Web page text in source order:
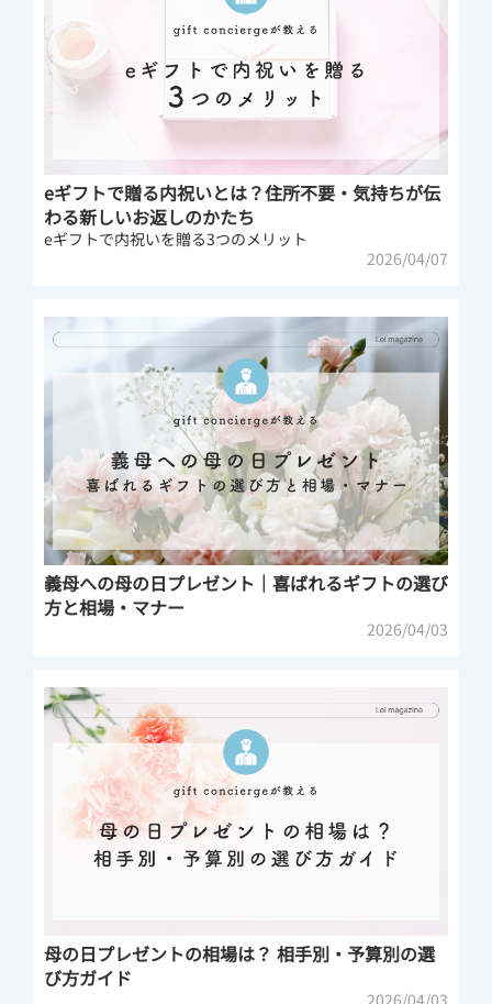
eギフトで贈る内祝いとは？住所不要・気持ちが伝
わる新しいお返しのかたち
eギフトで内祝いを贈る3つのメリット
2026/04/07
義母への母の日プレゼント｜喜ばれるギフトの選び
方と相場・マナー
2026/04/03
母の日プレゼントの相場は？ 相手別・予算別の選
び方ガイド
2026/04/03